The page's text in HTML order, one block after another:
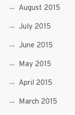
August 2015
July 2015
June 2015
May 2015
April 2015
March 2015